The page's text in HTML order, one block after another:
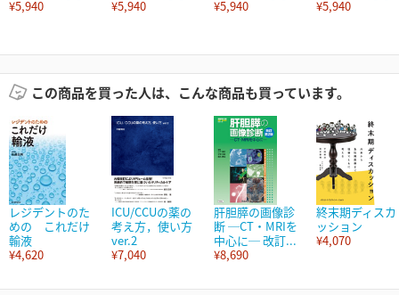
¥5,940
¥5,940
¥5,940
¥5,940
この商品を買った人は、こんな商品も買っています。
レジデントのた
めの これだけ
輸液
¥4,620
ICU/CCUの薬の
考え方，使い方
ver.2
¥7,040
肝胆膵の画像診
断 ─CT・MRIを
中心に─ 改訂...
¥8,690
終末期ディスカ
ッション
¥4,070